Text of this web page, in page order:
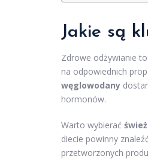
Jakie są
Zdrowe odżywianie
na odpowiednich
węglowodany
hormonów.
Warto wybierać
diecie powinny
przetworzonych